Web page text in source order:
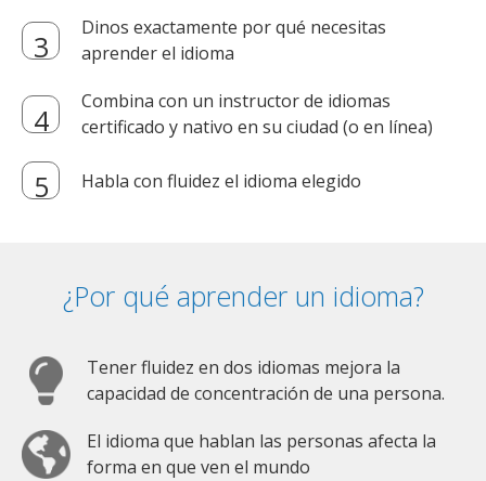
Dinos exactamente por qué necesitas
aprender el idioma
Combina con un instructor de idiomas
certificado y nativo en su ciudad (o en línea)
Habla con fluidez el idioma elegido
¿Por qué aprender un idioma?
Tener fluidez en dos idiomas mejora la
capacidad de concentración de una persona.
El idioma que hablan las personas afecta la
forma en que ven el mundo